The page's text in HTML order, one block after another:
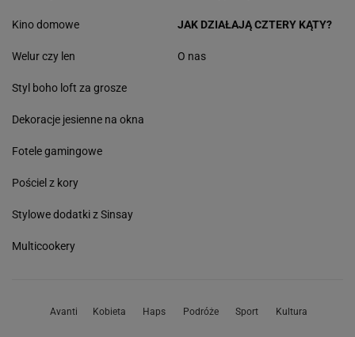
Kino domowe
Welur czy len
Styl boho loft za grosze
Dekoracje jesienne na okna
Fotele gamingowe
Pościel z kory
Stylowe dodatki z Sinsay
Multicookery
JAK DZIAŁAJĄ CZTERY KĄTY?
O nas
Avanti Kobieta Haps Podróże Sport Kultura